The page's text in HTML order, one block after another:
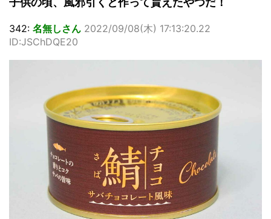
342: 名無しさん 2022/09/08(木) 17:13:20.22
ID:JSChDQE20